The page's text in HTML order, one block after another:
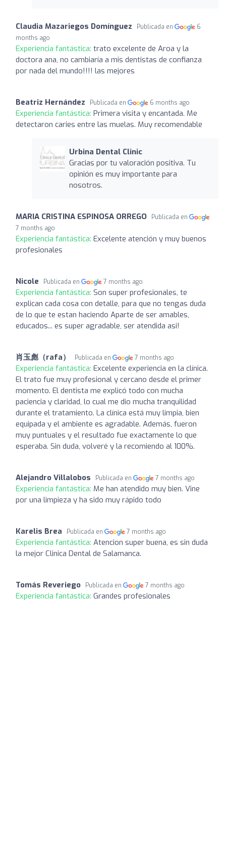
Claudia Mazariegos Domínguez Publicada en
6
months ago
Experiencia fantástica: trato excelente de Aroa y la
doctora ana, no cambiaría a mis dentistas de confianza
por nada del mundo!!!! las mejores
Beatriz Hernández Publicada en 6 months ago
Experiencia fantástica: Primera visita y encantada. Me
detectaron caries entre las muelas. Muy recomendable
Urbina Dental Clinic
Gracias por tu valoración positiva. Tu
opinión es muy importante para
nosotros.
MARIA CRISTINA ESPINOSA ORREGO
Publicada en
7 months ago
Experiencia fantástica: Excelente atención y muy buenos
profesionales
Nicole Publicada en 7 months ago
Experiencia fantástica: Son super profesionales, te
explican cada cosa con detalle, para que no tengas duda
de lo que te estan haciendo Aparte de ser amables,
educados... es super agradable, ser atendida asi!
肖玉彪（rafa） Publicada en 7 months ago
Experiencia fantástica: Excelente experiencia en la clínica.
El trato fue muy profesional y cercano desde el primer
momento. El dentista me explicó todo con mucha
paciencia y claridad, lo cual me dio mucha tranquilidad
durante el tratamiento. La clínica está muy limpia, bien
equipada y el ambiente es agradable. Además, fueron
muy puntuales y el resultado fue exactamente lo que
esperaba. Sin duda, volveré y la recomiendo al 100%.
Alejandro Villalobos Publicada en 7 months ago
Experiencia fantástica: Me han atendido muy bien. Vine
por una limpieza y ha sido muy rápido todo
Karelis Brea Publicada en 7 months ago
Experiencia fantástica: Atencion super buena, es sin duda
la mejor Clinica Dental de Salamanca.
Tomás Reveriego Publicada en 7 months ago
Experiencia fantástica: Grandes profesionales